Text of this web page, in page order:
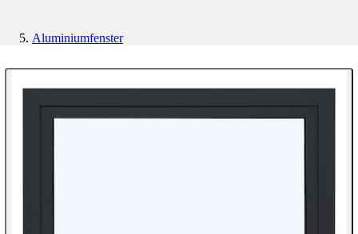
Aluminiumfenster